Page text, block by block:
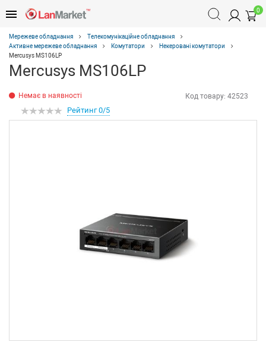
0
Мережеве обладнання
Телекомунікаційне обладнання
Активне мережеве обладнання
Комутатори
Некеровані комутатори
Mercusys MS106LP
Mercusys MS106LP
Немає в наявності Код товару: 42523
Рейтинг 0/5